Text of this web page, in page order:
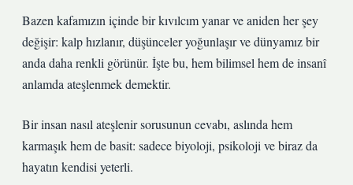
Bazen kafamızın içinde bir kıvılcım yanar ve aniden her şey
değişir: kalp hızlanır, düşünceler yoğunlaşır ve dünyamız bir
anda daha renkli görünür. İşte bu, hem bilimsel hem de insanî
anlamda ateşlenmek demektir.
Bir insan nasıl ateşlenir sorusunun cevabı, aslında hem
karmaşık hem de basit: sadece biyoloji, psikoloji ve biraz da
hayatın kendisi yeterli.